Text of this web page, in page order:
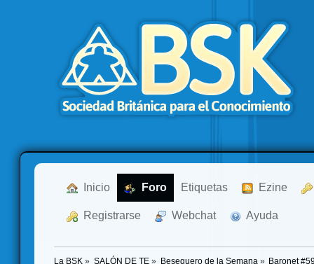
Inicio Foro Etiquetas Ezine
Registrarse Webchat Ayuda
La BSK » SALÓN DE TE » Besequero de la Semana » Baronet